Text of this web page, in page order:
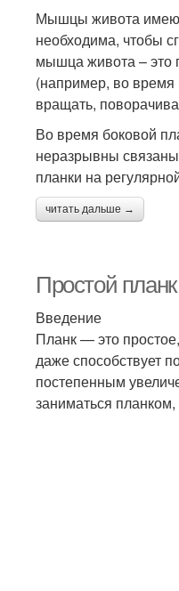
Мышцы живота
необходима, чтобы
мышца живота – это
(например, во
вращать,
Во время боковой
неразрывны
планки на
читать дальше →
Простой
Введение
Планк — это
даже способствует
постепенным
заниматься